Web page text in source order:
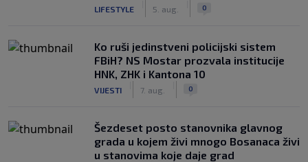
LIFESTYLE 5. aug. 0
Ko ruši jedinstveni policijski sistem
FBiH? NS Mostar prozvala institucije
HNK, ZHK i Kantona 10
VIJESTI 7. aug. 0
Šezdeset posto stanovnika glavnog
grada u kojem živi mnogo Bosanaca živi
u stanovima koje daje grad